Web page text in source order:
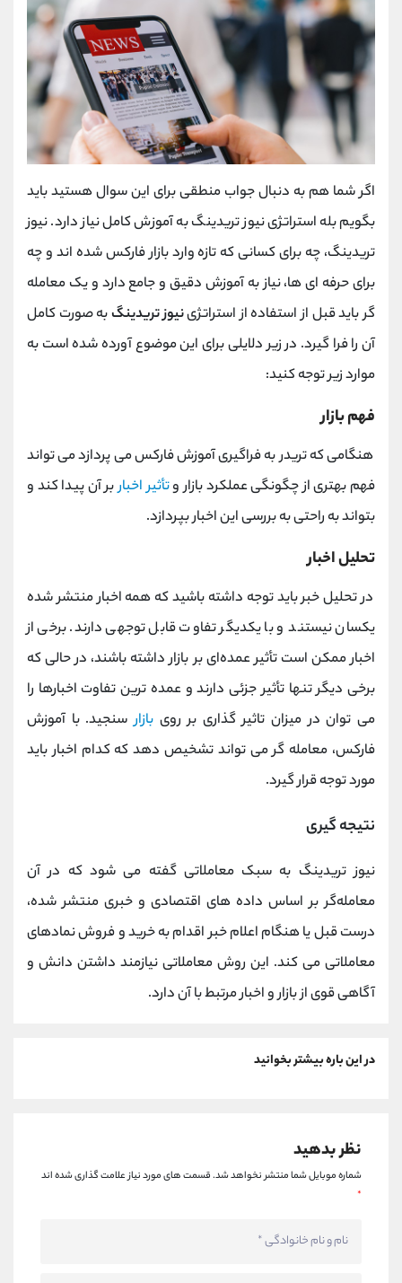
اگر شما هم به دنبال جواب منطقی برای این سوال هستید باید
بگویم بله استراتژی نیوز تریدینگ به آموزش کامل نیاز دارد. نیوز
تریدینگ، چه برای کسانی که تازه وارد بازار فارکس شده ‌اند و چه
برای حرفه ‌ای‌ ها، نیاز به آموزش دقیق و جامع دارد و یک معامله
گر باید قبل از استفاده از استراتژینیوز تریدینگبه صورت کامل
آن را فرا گیرد. در زیر دلایلی برای این موضوع آورده شده است به
موارد زیر توجه کنید:
فهم بازار
هنگامی که تریدر به فراگیری آموزش فارکس می پردازد می ‌تواند
فهم بهتری از چگونگی عملکرد بازار وتأثیر اخباربر آن پیدا کند و
بتواند به راحتی به بررسی این اخبار بپردازد.
تحلیل اخبار
در تحلیل خبر باید توجه داشته باشید که همه اخبار منتشر شده
یکسان نیستند و با یکدیگر تفاوت قابل توجهی دارند. برخی از
اخبار ممکن است تأثیر عمده‌ای بر بازار داشته باشند، در حالی که
برخی دیگر تنها تأثیر جزئی دارند و عمده ترین تفاوت اخبارها را
می توان در میزان تاثیر گذاری بر رویبازارسنجید. با آموزش
فارکس، معامله‌ گر می ‌تواند تشخیص دهد که کدام اخبار باید
مورد توجه قرار گیرد.
نتیجه گیری
نیوز تریدینگ به سبک معاملاتی گفته می‌ شود که در آن
معامله‌گر بر اساس داده ‌های اقتصادی و خبری منتشر شده،
درست قبل یا هنگام اعلام خبر اقدام به خرید و فروش نمادهای
معاملاتی می‌ کند. این روش معاملاتی نیازمند داشتن دانش و
آگاهی قوی از بازار و اخبار مرتبط با آن دارد.
در این باره بیشتر بخوانید
نظر بدهید
شماره موبایل شما منتشر نخواهد شد.قسمت های مورد نیاز علامت گذاری شده اند
*